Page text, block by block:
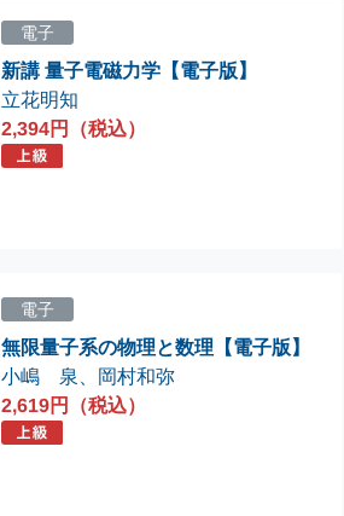
電子
新講 量子電磁力学【電子版】
立花明知
2,394円（税込）
電子
無限量子系の物理と数理【電子版】
小嶋 泉 岡村和弥
2,619円（税込）